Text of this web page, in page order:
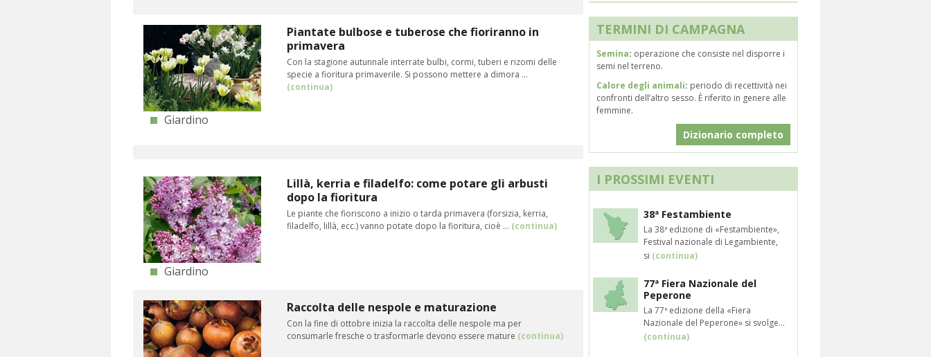
Giardino
Piantate bulbose e tuberose che fioriranno in
primavera
Con la stagione autunnale interrate bulbi, cormi, tuberi e rizomi delle
specie a fioritura primaverile. Si possono mettere a dimora ...
(continua)
Giardino
Lillà, kerria e filadelfo: come potare gli arbusti
dopo la fioritura
Le piante che fioriscono a inizio o tarda primavera (forsizia, kerria,
filadelfo, lillà, ecc.) vanno potate dopo la fioritura, cioè ... (continua)
Raccolta delle nespole e maturazione
Con la fine di ottobre inizia la raccolta delle nespole ma per
consumarle fresche o trasformarle devono essere mature (continua)
TERMINI DI CAMPAGNA
Semina: operazione che consiste nel disporre i
semi nel terreno.
Calore degli animali: periodo di recettività nei
confronti dell’altro sesso. È riferito in genere alle
femmine.
Dizionario completo
I PROSSIMI EVENTI
38ª Festambiente
La 38ª edizione di «Festambiente»,
Festival nazionale di Legambiente,
si (continua)
77ª Fiera Nazionale del
Peperone
La 77ª edizione della «Fiera
Nazionale del Peperone» si svolge...
(continua)